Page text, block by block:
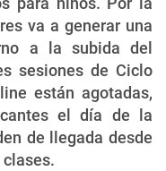
va a generar una
a la subida del
sesiones de Ciclo
están agotadas,
el día de la
de llegada desde